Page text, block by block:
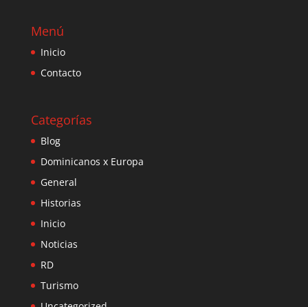
Menú
Inicio
Contacto
Categorías
Blog
Dominicanos x Europa
General
Historias
Inicio
Noticias
RD
Turismo